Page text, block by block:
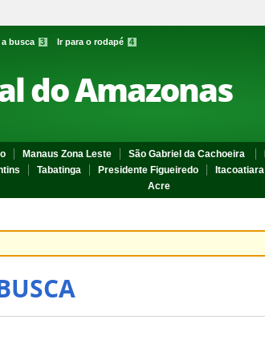
a busca 3 Ir para o rodapé 4
do Amazonas
Manaus Zona Leste São Gabriel da Cachoeira
Tabatinga Presidente Figueiredo Itacoatiara
Acre